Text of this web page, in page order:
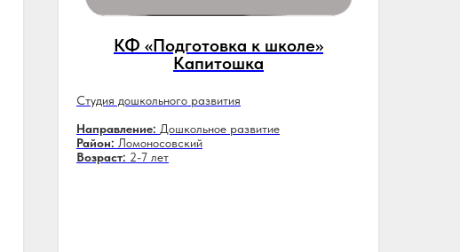
КФ «Подготовка к школе»
Капитошка
Студия дошкольного развития
Направление: Дошкольное развитие
Район: Ломоносовский
Возраст: 2-7 лет